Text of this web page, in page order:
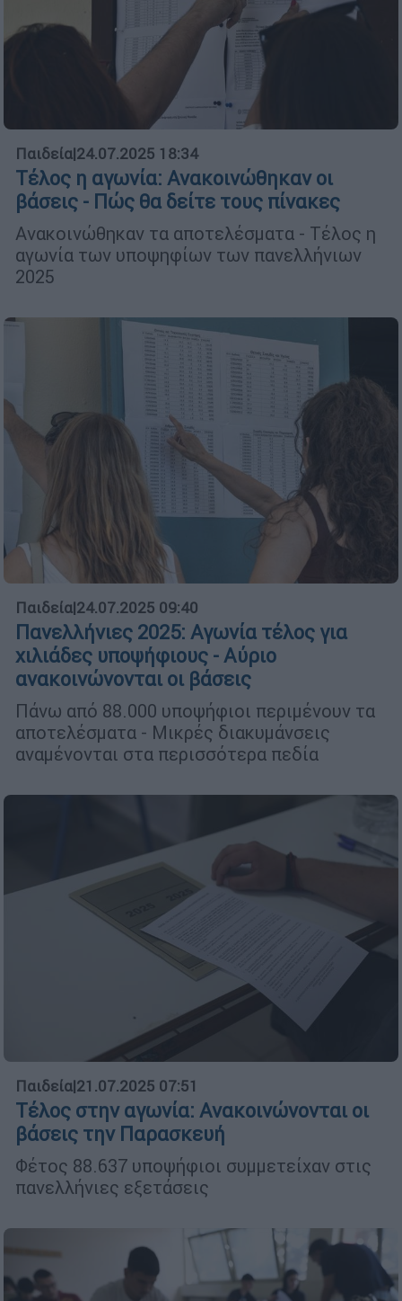
Παιδεία|24.07.2025 18:34
Τέλος η αγωνία: Ανακοινώθηκαν οι
βάσεις - Πώς θα δείτε τους πίνακες
Ανακοινώθηκαν τα αποτελέσματα - Τέλος η
αγωνία των υποψηφίων των πανελλήνιων
2025
Παιδεία|24.07.2025 09:40
Πανελλήνιες 2025: Αγωνία τέλος για
χιλιάδες υποψήφιους - Αύριο
ανακοινώνονται οι βάσεις
Πάνω από 88.000 υποψήφιοι περιμένουν τα
αποτελέσματα - Μικρές διακυμάνσεις
αναμένονται στα περισσότερα πεδία
Παιδεία|21.07.2025 07:51
Τέλος στην αγωνία: Ανακοινώνονται οι
βάσεις την Παρασκευή
Φέτος 88.637 υποψήφιοι συμμετείχαν στις
πανελλήνιες εξετάσεις